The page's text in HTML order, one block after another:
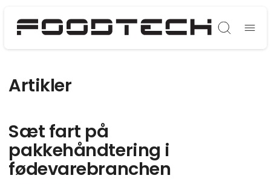
Søg
Artikler
Sæt fart på
pakkehåndtering i
fødevarebranchen